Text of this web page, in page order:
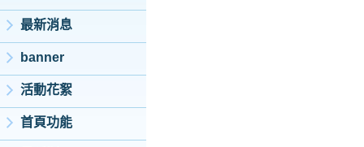
最新消息
banner
活動花絮
首頁功能